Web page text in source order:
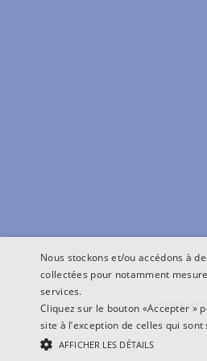
Nous stockons et/ou accédons à
collectées pour notamment
services.
Cliquez sur le bouton «Accepter »
site à l’exception de celles qui
AFFICHER LES DÉTAILS